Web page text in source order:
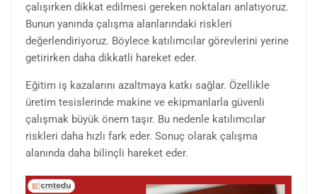
çalışırken dikkat edilmesi gereken noktaları anlatıyoruz.
Bunun yanında çalışma alanlarındaki riskleri
değerlendiriyoruz. Böylece katılımcılar görevlerini yerine
getirirken daha dikkatli hareket eder.
Eğitim iş kazalarını azaltmaya katkı sağlar. Özellikle
üretim tesislerinde makine ve ekipmanlarla güvenli
çalışmak büyük önem taşır. Bu nedenle katılımcılar
riskleri daha hızlı fark eder. Sonuç olarak çalışma
alanında daha bilinçli hareket eder.